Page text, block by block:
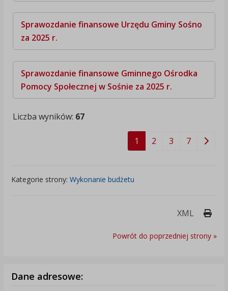
Sprawozdanie finansowe Urzędu Gminy Sośno
za 2025 r.
Sprawozdanie finansowe Gminnego Ośrodka
Pomocy Społecznej w Sośnie za 2025 r.
Liczba wyników: 67
1 2 3 7
Kategorie strony: Wykonanie budżetu
XML
Powrót do poprzedniej strony »
Dane adresowe: